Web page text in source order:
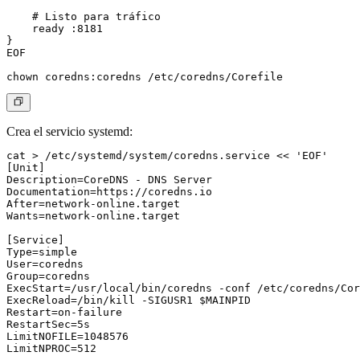
    # Listo para tráfico
    ready :8181
}
EOF
Crea el servicio systemd:
cat > /etc/systemd/system/coredns.service << 'EOF'
[Unit]
Description=CoreDNS - DNS Server
Documentation=https://coredns.io
After=network-online.target
Wants=network-online.target
[Service]
Type=simple
User=coredns
Group=coredns
ExecStart=/usr/local/bin/coredns -conf /etc/coredns/
ExecReload=/bin/kill -SIGUSR1 $MAINPID
Restart=on-failure
RestartSec=5s
LimitNOFILE=1048576
LimitNPROC=512